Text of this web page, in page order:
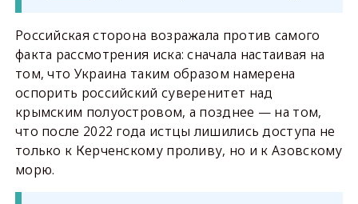
Российская сторона возражала против самого
факта рассмотрения иска: сначала настаивая на
том, что Украина таким образом намерена
оспорить российский суверенитет над
крымским полуостровом, а позднее — на том,
что после 2022 года истцы лишились доступа не
только к Керченскому проливу, но и к Азовскому
морю.